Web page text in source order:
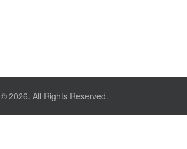
© 2026. All Rights Reserved.